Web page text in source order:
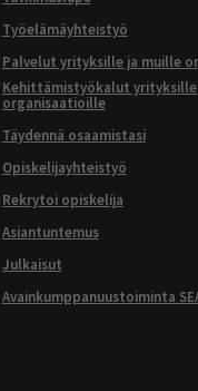
Työelämäyhteistyö
Palvelut yrityksille ja muille
Kehittämistyökalut
organisaatioille
Täydennä osaamistasi
Opiskelijayhteistyö
Rekrytoi opiskelija
Asiantuntemus
Julkaisut
Avainkumppanuustoiminta